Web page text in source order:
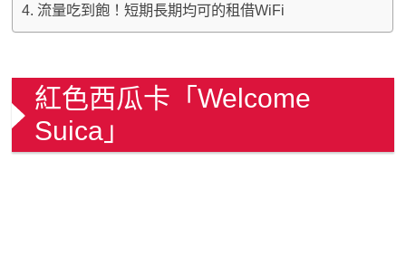
流量吃到飽！短期長期均可的租借WiFi
紅色西瓜卡「Welcome
Suica」